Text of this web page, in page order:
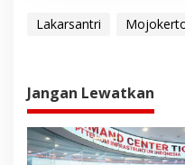
Lakarsantri
Jangan Lewatkan